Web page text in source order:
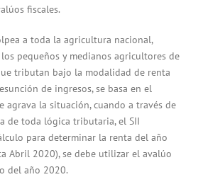
fiscales.
a toda la agricultura nacional,
pequeños y medianos agricultores de
tributan bajo la modalidad de renta
de ingresos, se basa en el
agrava la situación, cuando a través de
de toda lógica tributaria, el SII
para determinar la renta del año
Abril 2020), se debe utilizar el avalúo
del año 2020.